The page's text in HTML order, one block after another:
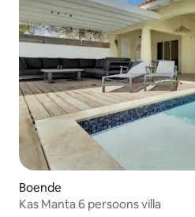
Boende
Kas Manta 6 persoons villa